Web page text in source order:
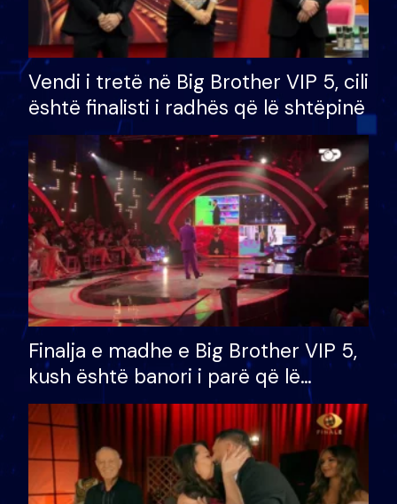
Vendi i tretë në Big Brother VIP 5, cili
është finalisti i radhës që lë shtëpinë
Finalja e madhe e Big Brother VIP 5,
kush është banori i parë që lë
shtëpinë dhe humb mundësinë për
të fituar çmimin e madh